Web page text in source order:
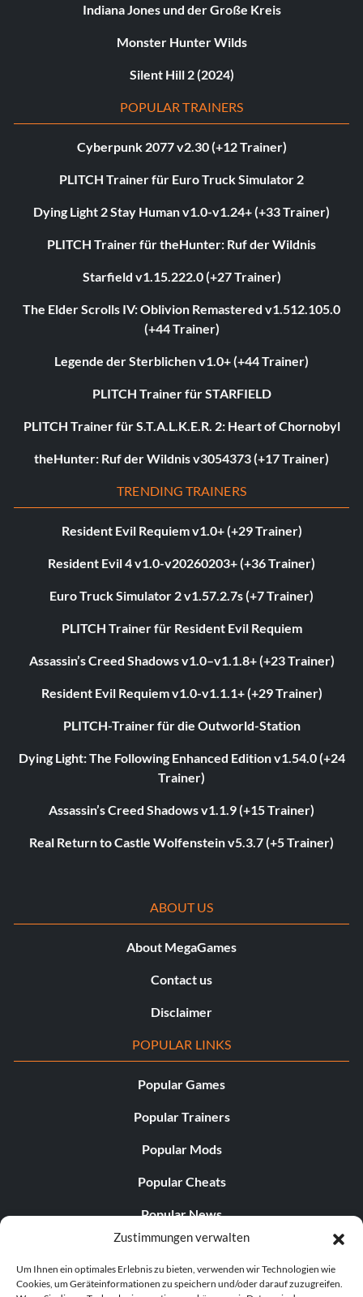
Zustimmungen verwalten
Um Ihnen ein optimales Erlebnis zu bieten, verwenden wir Technologien wie
Cookies, um Geräteinformationen zu speichern und/oder darauf zuzugreifen.
Indiana Jones und der Große Kreis
Monster Hunter Wilds
Silent Hill 2 (2024)
POPULAR TRAINERS
Cyberpunk 2077 v2.30 (+12 Trainer)
PLITCH Trainer für Euro Truck Simulator 2
Dying Light 2 Stay Human v1.0-v1.24+ (+33 Trainer)
PLITCH Trainer für theHunter: Ruf der Wildnis
Starfield v1.15.222.0 (+27 Trainer)
The Elder Scrolls IV: Oblivion Remastered v1.512.105.0
(+44 Trainer)
Legende der Sterblichen v1.0+ (+44 Trainer)
PLITCH Trainer für STARFIELD
PLITCH Trainer für S.T.A.L.K.E.R. 2: Heart of Chornobyl
theHunter: Ruf der Wildnis v3054373 (+17 Trainer)
TRENDING TRAINERS
Resident Evil Requiem v1.0+ (+29 Trainer)
Resident Evil 4 v1.0-v20260203+ (+36 Trainer)
Euro Truck Simulator 2 v1.57.2.7s (+7 Trainer)
PLITCH Trainer für Resident Evil Requiem
Assassin’s Creed Shadows v1.0–v1.1.8+ (+23 Trainer)
Resident Evil Requiem v1.0-v1.1.1+ (+29 Trainer)
PLITCH-Trainer für die Outworld-Station
Dying Light: The Following Enhanced Edition v1.54.0 (+24
Trainer)
Assassin’s Creed Shadows v1.1.9 (+15 Trainer)
Real Return to Castle Wolfenstein v5.3.7 (+5 Trainer)
ABOUT US
About MegaGames
Contact us
Disclaimer
POPULAR LINKS
Popular Games
Popular Trainers
Popular Mods
Popular Cheats
Popular News
Popular Editorials
Popular Free Games